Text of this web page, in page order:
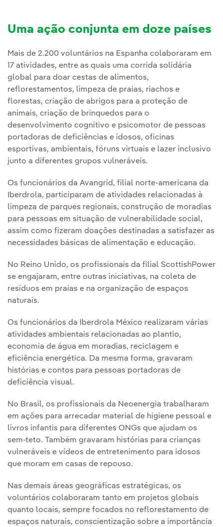
Uma ação conjunta em doze países
Mais de 2.200 voluntários na Espanha colaboraram em
17 atividades, entre as quais uma corrida solidária
global para doar cestas de alimentos,
reflorestamentos, limpeza de praias, riachos e
florestas, criação de abrigos para a proteção de
animais, criação de brinquedos para o
desenvolvimento cognitivo e psicomotor de pessoas
portadoras de deficiências e idosos, oficinas
esportivas, ambientais, fóruns virtuais e lazer inclusivo
junto a diferentes grupos vulneráveis.
Os funcionários da Avangrid, filial norte-americana da
Iberdrola, participaram de atividades relacionadas à
limpeza de parques regionais, construção de moradias
para pessoas em situação de vulnerabilidade social,
assim como fizeram doações destinadas a satisfazer as
necessidades básicas de alimentação e educação.
No Reino Unido, os profissionais da filial ScottishPower
se engajaram, entre outras iniciativas, na coleta de
resíduos em praias e na organização de espaços
naturais.
Os funcionários da Iberdrola México realizaram várias
atividades ambientais relacionadas ao plantio,
economia de água em moradias, reciclagem e
eficiência energética. Da mesma forma, gravaram
histórias e contos para pessoas portadoras de
deficiência visual.
No Brasil, os profissionais da Neoenergia trabalharam
em ações para arrecadar material de higiene pessoal e
livros infantis para diferentes ONGs que ajudam os
sem-teto. Também gravaram histórias para crianças
vulneráveis e vídeos de entretenimento para idosos
que moram em casas de repouso.
Nas demais áreas geográficas estratégicas, os
voluntários colaboraram tanto em projetos globais
quanto locais, sempre focados no reflorestamento de
espaços naturais, conscientização sobre a importância